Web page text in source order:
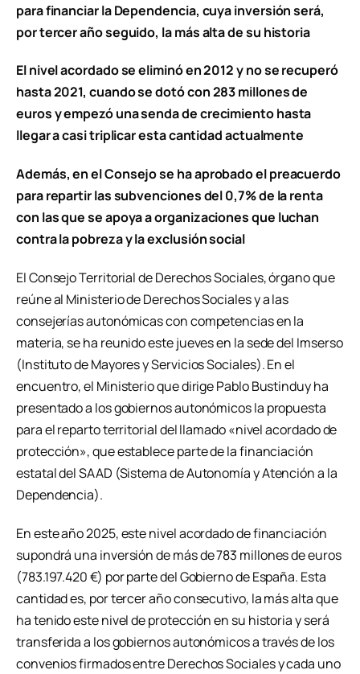
para financiar la Dependencia, cuya inversión será,
por tercer año seguido, la más alta de su historia
El nivel acordado se eliminó en 2012 y no se recuperó
hasta 2021, cuando se dotó con 283 millones de
euros y empezó una senda de crecimiento hasta
llegar a casi triplicar esta cantidad actualmente
Además, en el Consejo se ha aprobado el preacuerdo
para repartir las subvenciones del 0,7% de la renta
con las que se apoya a organizaciones que luchan
contra la pobreza y la exclusión social
El Consejo Territorial de Derechos Sociales, órgano que
reúne al Ministerio de Derechos Sociales y a las
consejerías autonómicas con competencias en la
materia, se ha reunido este jueves en la sede del Imserso
(Instituto de Mayores y Servicios Sociales). En el
encuentro, el Ministerio que dirige Pablo Bustinduy ha
presentado a los gobiernos autonómicos la propuesta
para el reparto territorial del llamado «nivel acordado de
protección», que establece parte de la financiación
estatal del SAAD (Sistema de Autonomía y Atención a la
Dependencia).
En este año 2025, este nivel acordado de financiación
supondrá una inversión de más de 783 millones de euros
(783.197.420 €) por parte del Gobierno de España. Esta
cantidad es, por tercer año consecutivo, la más alta que
ha tenido este nivel de protección en su historia y será
transferida a los gobiernos autonómicos a través de los
convenios firmados entre Derechos Sociales y cada uno